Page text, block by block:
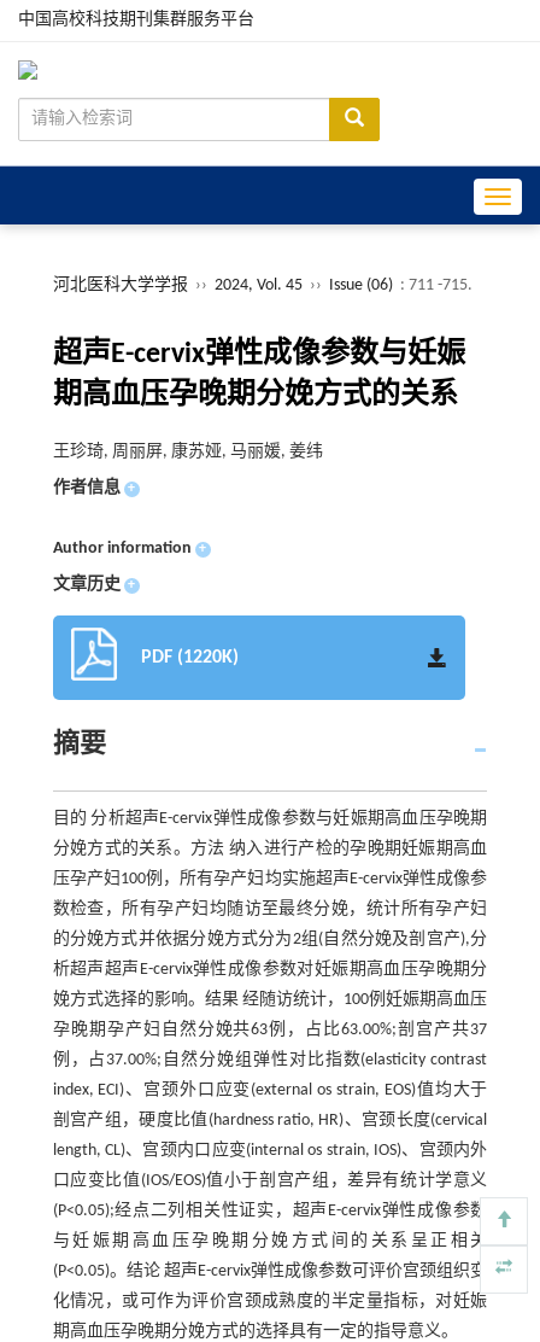
中国高校科技期刊集群服务平台
河北医科大学学报 ›› 2024, Vol. 45 ›› Issue (06) : 711 -715.
超声E-cervix弹性成像参数与妊娠
期高血压孕晚期分娩方式的关系
王珍琦, 周丽屏, 康苏娅, 马丽媛, 姜纬
作者信息 +
Author information +
文章历史 +
PDF (1220K)
摘要
目的 分析超声E-cervix弹性成像参数与妊娠期高血压孕晚期
分娩方式的关系。方法 纳入进行产检的孕晚期妊娠期高血
压孕产妇100例，所有孕产妇均实施超声E-cervix弹性成像参
数检查，所有孕产妇均随访至最终分娩，统计所有孕产妇
的分娩方式并依据分娩方式分为2组(自然分娩及剖宫产),分
析超声超声E-cervix弹性成像参数对妊娠期高血压孕晚期分
娩方式选择的影响。结果 经随访统计，100例妊娠期高血压
孕晚期孕产妇自然分娩共63例，占比63.00%;剖宫产共37
例，占37.00%;自然分娩组弹性对比指数(elasticity contrast
index, ECI)、宫颈外口应变(external os strain, EOS)值均大于
剖宫产组，硬度比值(hardness ratio, HR)、宫颈长度(cervical
length, CL)、宫颈内口应变(internal os strain, IOS)、宫颈内外
口应变比值(IOS/EOS)值小于剖宫产组，差异有统计学意义
(P<0.05);经点二列相关性证实，超声E-cervix弹性成像参数
与妊娠期高血压孕晚期分娩方式间的关系呈正相关
(P<0.05)。结论 超声E-cervix弹性成像参数可评价宫颈组织变
化情况，或可作为评价宫颈成熟度的半定量指标，对妊娠
期高血压孕晚期分娩方式的选择具有一定的指导意义。